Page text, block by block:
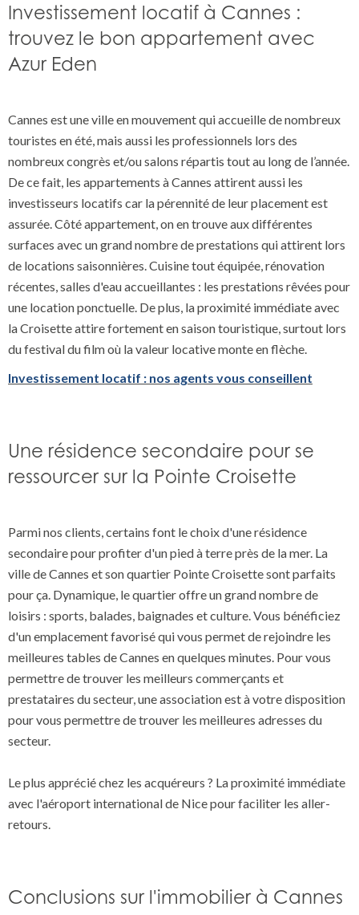
Investissement locatif à Cannes :
trouvez le bon appartement avec
Azur Eden
Cannes est une ville en mouvement qui accueille de nombreux
touristes en été, mais aussi les professionnels lors des
nombreux congrès et/ou salons répartis tout au long de l’année.
De ce fait, les appartements à Cannes attirent aussi les
investisseurs locatifs car la pérennité de leur placement est
assurée. Côté appartement, on en trouve aux différentes
surfaces avec un grand nombre de prestations qui attirent lors
de locations saisonnières. Cuisine tout équipée, rénovation
récentes, salles d'eau accueillantes : les prestations rêvées pour
une location ponctuelle. De plus, la proximité immédiate avec
la Croisette attire fortement en saison touristique, surtout lors
du festival du film où la valeur locative monte en flèche.
Investissement locatif : nos agents vous conseillent
Une résidence secondaire pour se
ressourcer sur la Pointe Croisette
Parmi nos clients, certains font le choix d'une résidence
secondaire pour profiter d'un pied à terre près de la mer. La
ville de Cannes et son quartier Pointe Croisette sont parfaits
pour ça. Dynamique, le quartier offre un grand nombre de
loisirs : sports, balades, baignades et culture. Vous bénéficiez
d'un emplacement favorisé qui vous permet de rejoindre les
meilleures tables de Cannes en quelques minutes. Pour vous
permettre de trouver les meilleurs commerçants et
prestataires du secteur, une association est à votre disposition
pour vous permettre de trouver les meilleures adresses du
secteur.
Le plus apprécié chez les acquéreurs ? La proximité immédiate
avec l'aéroport international de Nice pour faciliter les aller-
retours.
Conclusions sur l'immobilier à Cannes